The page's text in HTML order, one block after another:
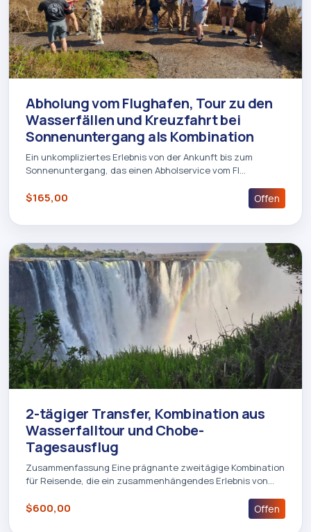
Abholung vom Flughafen, Tour zu den
Wasserfällen und Kreuzfahrt bei
Sonnenuntergang als Kombination
Ein unkompliziertes Erlebnis von der Ankunft bis zum
Sonnenuntergang, das einen Abholservice vom Fl…
$165,00 Offen
2-tägiger Transfer, Kombination aus
Wasserfalltour und Chobe-
Tagesausflug
Zusammenfassung Eine prägnante zweitägige Kombination
für Reisende, die ein zusammenhängendes Erlebnis von…
$600,00 Offen